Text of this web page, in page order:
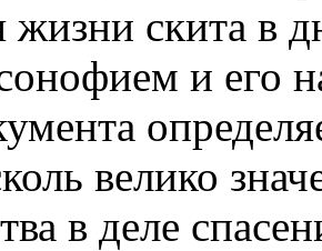
жизни скита в
и его
велико
в деле